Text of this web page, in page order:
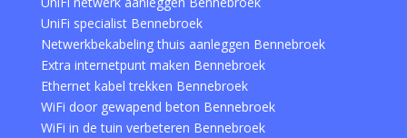
UniFi specialist Bennebroek
Netwerkbekabeling thuis aanleggen Bennebroek
Extra internetpunt maken Bennebroek
Ethernet kabel trekken Bennebroek
WiFi door gewapend beton Bennebroek
WiFi in de tuin verbeteren Bennebroek